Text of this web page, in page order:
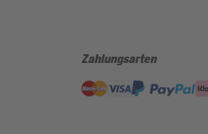
Zahlungsarten